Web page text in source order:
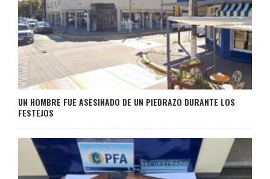
UN HOMBRE FUE ASESINADO DE UN PIEDRAZO DURANTE LOS
FESTEJOS